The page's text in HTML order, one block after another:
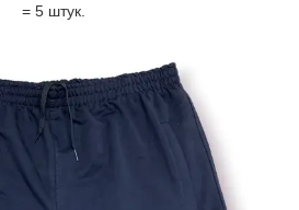
= 5 штук.